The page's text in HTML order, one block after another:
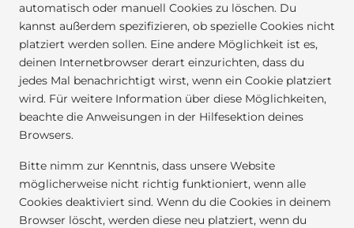
automatisch oder manuell Cookies zu löschen. Du
kannst außerdem spezifizieren, ob spezielle Cookies nicht
platziert werden sollen. Eine andere Möglichkeit ist es,
deinen Internetbrowser derart einzurichten, dass du
jedes Mal benachrichtigt wirst, wenn ein Cookie platziert
wird. Für weitere Information über diese Möglichkeiten,
beachte die Anweisungen in der Hilfesektion deines
Browsers.
Bitte nimm zur Kenntnis, dass unsere Website
möglicherweise nicht richtig funktioniert, wenn alle
Cookies deaktiviert sind. Wenn du die Cookies in deinem
Browser löscht, werden diese neu platziert, wenn du